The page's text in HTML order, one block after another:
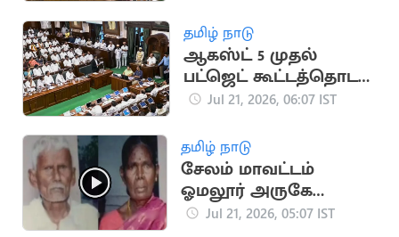
தமிழ் நாடு
ஆகஸ்ட் 5 முதல்
பட்ஜெட் கூட்டத்தொடர்..
சபாநாயகர் அறிவிப்பு
Jul 21, 2026, 06:07 IST
தமிழ் நாடு
சேலம் மாவட்டம்
ஓமலூர் அருகே
வயதான தம்பதி
Jul 21, 2026, 05:07 IST